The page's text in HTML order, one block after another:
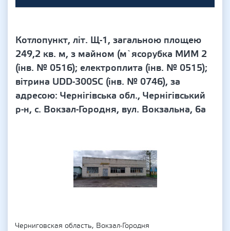
Котлопункт, літ. Щ-1, загальною площею
249,2 кв. м, з майном (м`ясорубка МИМ 2
(інв. № 0516); електроплита (інв. № 0515);
вітрина UDD-300SC (інв. № 0746), за
адресою: Чернігівська обл., Чернігівський
р-н, с. Вокзал-Городня, вул. Вокзальна, 6а
Черниговская область, Вокзал-Городня